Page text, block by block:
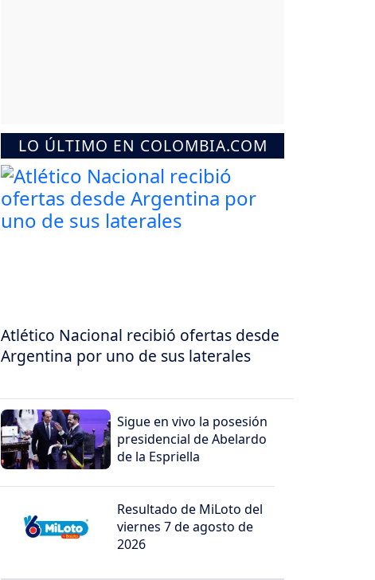
LO ÚLTIMO EN COLOMBIA.COM
Atlético Nacional recibió ofertas desde
Argentina por uno de sus laterales
Sigue en vivo la posesión
presidencial de Abelardo
de la Espriella
Resultado de MiLoto del
viernes 7 de agosto de
2026